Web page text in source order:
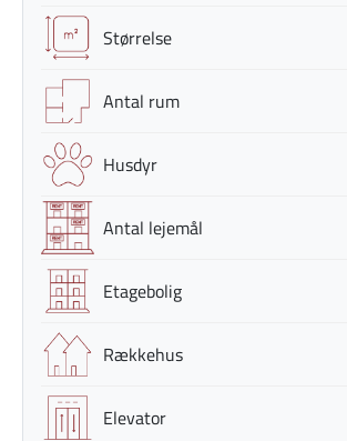
Størrelse
Antal rum
Husdyr
Antal lejemål
Etagebolig
Rækkehus
Elevator